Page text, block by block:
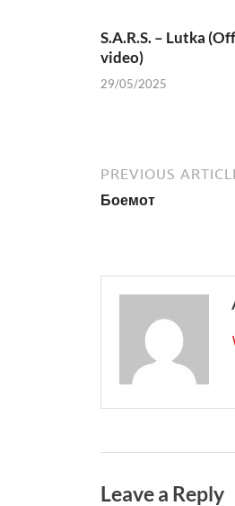
S.A.R.S. – Lutka
video)
29/05/2025
PREVIOUS
Боемот
Leave a Reply